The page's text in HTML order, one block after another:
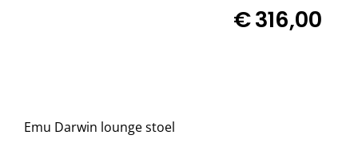
€316,00
Emu Darwin lounge stoel